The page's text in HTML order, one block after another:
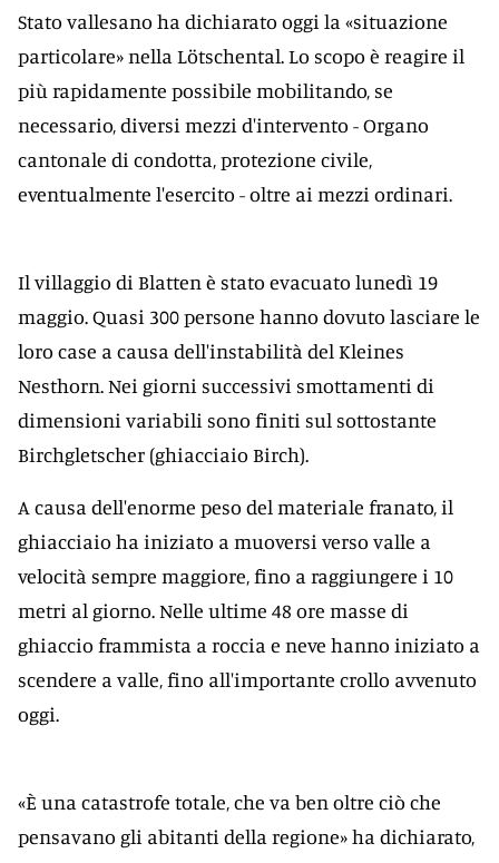
Stato vallesano ha dichiarato oggi la «situazione
particolare» nella Lötschental. Lo scopo è reagire il
più rapidamente possibile mobilitando, se
necessario, diversi mezzi d'intervento - Organo
cantonale di condotta, protezione civile,
eventualmente l'esercito - oltre ai mezzi ordinari.
Il villaggio di Blatten è stato evacuato lunedì 19
maggio. Quasi 300 persone hanno dovuto lasciare le
loro case a causa dell'instabilità del Kleines
Nesthorn. Nei giorni successivi smottamenti di
dimensioni variabili sono finiti sul sottostante
Birchgletscher (ghiacciaio Birch).
A causa dell'enorme peso del materiale franato, il
ghiacciaio ha iniziato a muoversi verso valle a
velocità sempre maggiore, fino a raggiungere i 10
metri al giorno. Nelle ultime 48 ore masse di
ghiaccio frammista a roccia e neve hanno iniziato a
scendere a valle, fino all'importante crollo avvenuto
oggi.
«È una catastrofe totale, che va ben oltre ciò che
pensavano gli abitanti della regione» ha dichiarato,